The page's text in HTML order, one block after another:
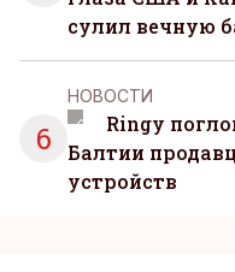
сулил вечную
6
НОВОСТИ
Ringy
Балтии
устройств